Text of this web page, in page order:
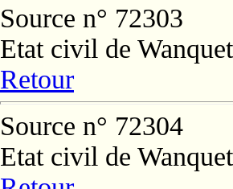
Source n° 72303
Etat civil de
Retour
Source n° 72304
Etat civil de